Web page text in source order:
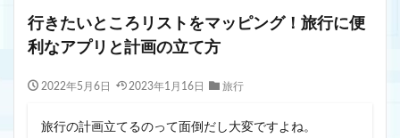
行きたいところリストをマッピング！旅行に便
利なアプリと計画の立て方
2022年5月6日 2023年1月16日 旅行
旅行の計画立てるのって面倒だし大変ですよね。